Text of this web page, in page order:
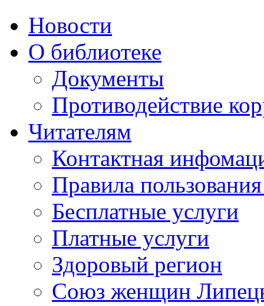
Новости
О библиотеке
Документы
Противодействие
Читателям
Контактная
Правила
Бесплатные услуги
Платные услуги
Здоровый регион
Союз женщин